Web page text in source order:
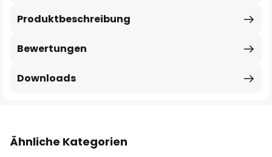
Produktbeschreibung
Bewertungen
Downloads
Ähnliche Kategorien